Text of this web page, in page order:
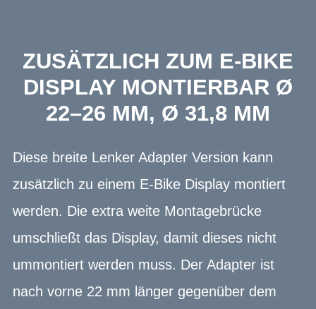
ZUSÄTZLICH ZUM E-BIKE
DISPLAY MONTIERBAR Ø
22–26 MM, Ø 31,8 MM
Diese breite Lenker Adapter Version kann
zusätzlich zu einem E-Bike Display montiert
werden. Die extra weite Montagebrücke
umschließt das Display, damit dieses nicht
ummontiert werden muss. Der Adapter ist
nach vorne 22 mm länger gegenüber dem